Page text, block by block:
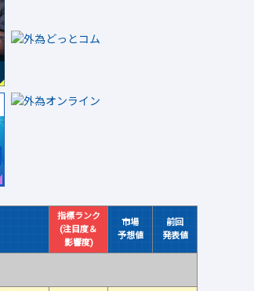
指標ランク
(注目度＆
影響度)
市場
予想値
前回
発表値